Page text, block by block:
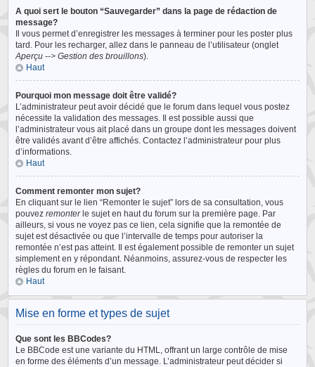
A quoi sert le bouton “Sauvegarder” dans la page de rédaction de
message?
Il vous permet d’enregistrer les messages à terminer pour les poster plus
tard. Pour les recharger, allez dans le panneau de l’utilisateur (onglet
Aperçu --> Gestion des brouillons).
Haut
Pourquoi mon message doit être validé?
L’administrateur peut avoir décidé que le forum dans lequel vous postez
nécessite la validation des messages. Il est possible aussi que
l’administrateur vous ait placé dans un groupe dont les messages doivent
être validés avant d’être affichés. Contactez l’administrateur pour plus
d’informations.
Haut
Comment remonter mon sujet?
En cliquant sur le lien “Remonter le sujet” lors de sa consultation, vous
pouvezremonterle sujet en haut du forum sur la première page. Par
ailleurs, si vous ne voyez pas ce lien, cela signifie que la remontée de
sujet est désactivée ou que l’intervalle de temps pour autoriser la
remontée n’est pas atteint. Il est également possible de remonter un sujet
simplement en y répondant. Néanmoins, assurez-vous de respecter les
règles du forum en le faisant.
Haut
Mise en forme et types de sujet
Que sont les BBCodes?
Le BBCode est une variante du HTML, offrant un large contrôle de mise
en forme des éléments d’un message. L’administrateur peut décider si